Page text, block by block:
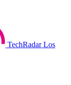
TechRadar Los